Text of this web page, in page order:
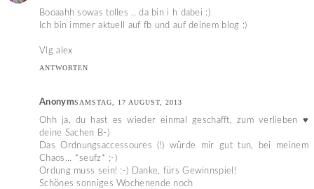
Booaahh sowas tolles .. da bin i h dabei :)
Ich bin immer aktuell auf fb und auf deinem blog :)
Vlg alex
ANTWORTEN
AnonymSAMSTAG, 17 AUGUST, 2013
Ohh ja, du hast es wieder einmal geschafft, zum verlieben ♥
deine Sachen B-)
Das Ordnungsaccessoures (!) würde mir gut tun, bei meinem
Chaos... *seufz* ;-)
Ordung muss sein! :-) Danke, fürs Gewinnspiel!
Schönes sonniges Wochenende noch